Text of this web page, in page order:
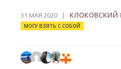
31 МАЯ 2020 |
МОГУ ВЗЯТЬ С СОБОЙ